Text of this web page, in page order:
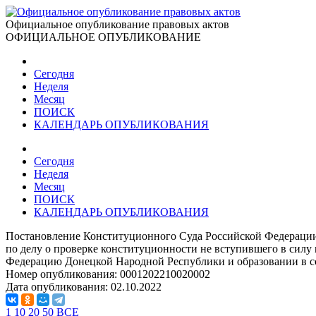
Официальное опубликование правовых актов
ОФИЦИАЛЬНОЕ ОПУБЛИКОВАНИЕ
Сегодня
Неделя
Месяц
ПОИСК
КАЛЕНДАРЬ ОПУБЛИКОВАНИЯ
Сегодня
Неделя
Месяц
ПОИСК
КАЛЕНДАРЬ ОПУБЛИКОВАНИЯ
Постановление Конституционного Суда Российской
по делу о проверке конституционности не вступившего в
Федерацию Донецкой Народной Республики и образовании в
Номер опубликования: 0001202210020002
Дата опубликования: 02.10.2022
1 10 20 50 ВСЕ